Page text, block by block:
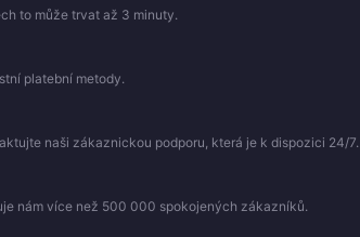
to může trvat až 3 minuty.
platební metody.
naši zákaznickou podporu, která je k dispozici 24/7.
nám více než 500 000 spokojených zákazníků.